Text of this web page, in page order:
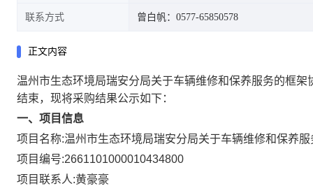
联系方式 曾白帆：0577-65850578
正文内容
温州市生态环境局瑞安分局关于车辆维修和保养服务的框架
结束，现将采购结果公示如下：
一、项目信息
项目名称:温州市生态环境局瑞安分局关于车辆维修和保养
项目编号:2661101000010434800
项目联系人:黄豪豪